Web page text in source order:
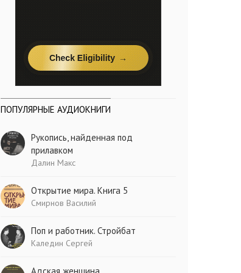
ПОПУЛЯРНЫЕ АУДИОКНИГИ
Рукопись, найденная под
прилавком
Далин Макс
Открытие мира. Книга 5
Смирнов Василий
Поп и работник. Стройбат
Каледин Сергей